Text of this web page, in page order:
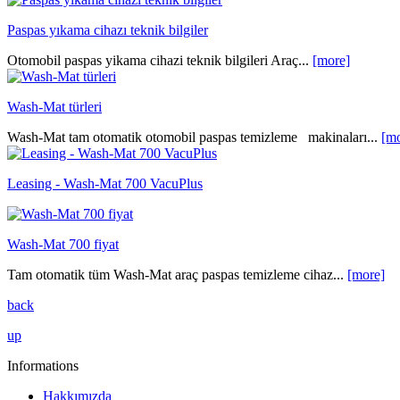
Paspas yıkama cihazı teknik bilgiler
Otomobil paspas yikama cihazi teknik bilgileri Araç... [more]
Wash-Mat türleri
Wash-Mat tam otomatik otomobil paspas temizleme makinaları...
Leasing - Wash-Mat 700 VacuPlus
Wash-Mat 700 fiyat
Tam otomatik tüm Wash-Mat araç paspas temizleme cihaz... [more]
back
up
Informations
Hakkımızda